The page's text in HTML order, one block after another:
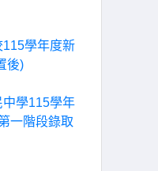
115學年度新
後)
學115學年
一階段錄取